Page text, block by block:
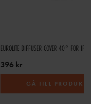
EUROLITE DIFFUSER COVER 40° FOR IP
396 kr
GÅ TILL PRODUKT